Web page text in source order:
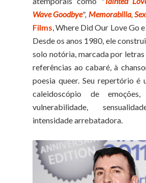
Wave Goodbye", Memorabilia,
Films, Where Did Our Love Go
Desde os anos 1980, ele
solo notória, marcada por letras
referências ao cabaré, à
poesia queer. Seu repertório é
caleidoscópio de
vulnerabilidade,
intensidade arrebatadora.